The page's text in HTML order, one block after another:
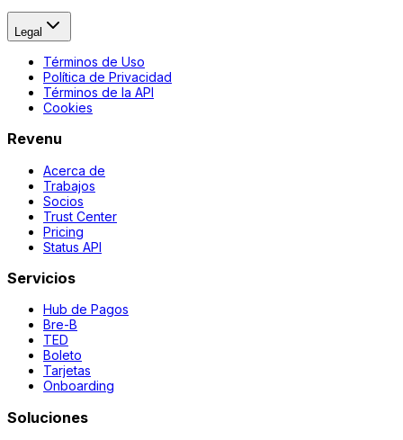
Legal
Términos de Uso
Política de Privacidad
Términos de la API
Cookies
Revenu
Acerca de
Trabajos
Socios
Trust Center
Pricing
Status API
Servicios
Hub de Pagos
Bre-B
TED
Boleto
Tarjetas
Onboarding
Soluciones